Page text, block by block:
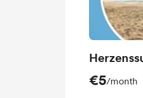
€5/month